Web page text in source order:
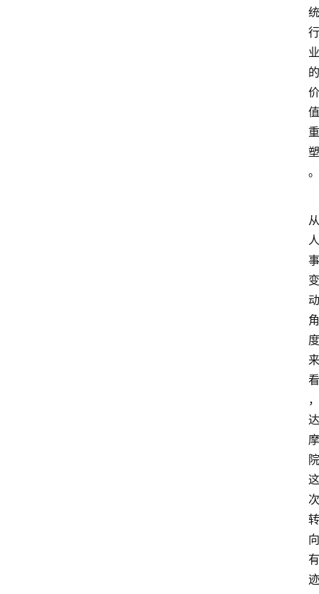
统
行
业
的
价
值
重
塑
。
从
人
事
变
动
角
度
来
看
，
达
摩
院
这
次
转
向
有
迹